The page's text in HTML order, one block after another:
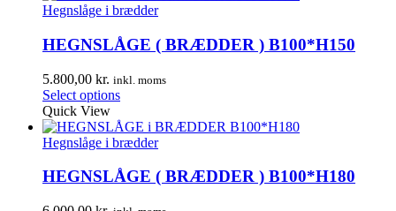
Hegnslåge i brædder
HEGNSLÅGE ( BRÆDDER ) B100*H150
5.800,00 kr. inkl. moms
Select options
Quick View
Hegnslåge i brædder
HEGNSLÅGE ( BRÆDDER ) B100*H180